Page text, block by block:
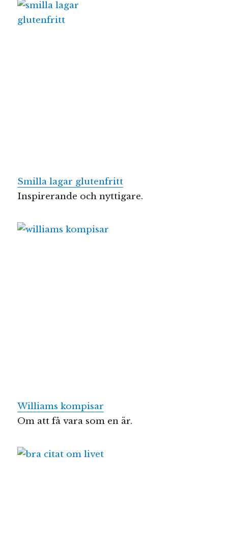
Smilla lagar glutenfritt
Inspirerande och nyttigare.
Williams kompisar
Om att få vara som en är.